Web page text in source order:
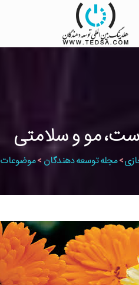
مو و سلامتی
>مجله توسعه دهندگان >